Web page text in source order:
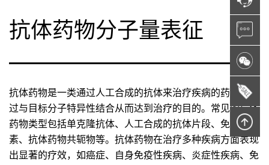
抗体药物分子量表征
抗体药物是一类通过人工合成的抗体来治疗疾病的药物，通
过与目标分子特异性结合从而达到治疗的目的。常见的抗体
药物类型包括单克隆抗体、人工合成的抗体片段、免疫毒
素、抗体药物共轭物等。抗体药物在治疗多种疾病方面表现
出显著的疗效，如癌症、自身免疫性疾病、炎症性疾病、免